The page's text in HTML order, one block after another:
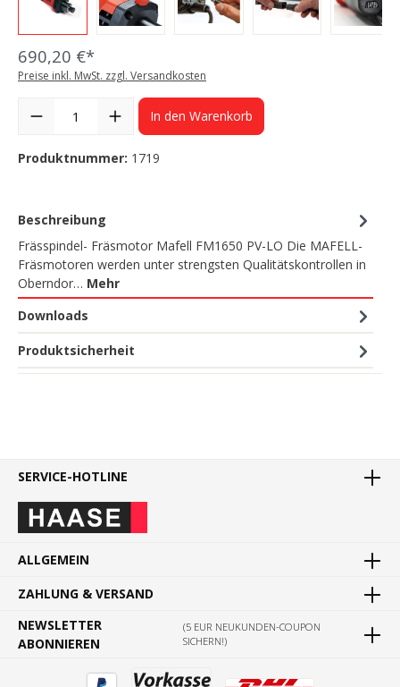
690,20 €*
Preise inkl. MwSt. zzgl. Versandkosten
In den Warenkorb
Produktnummer: 1719
Beschreibung
Frässpindel- Fräsmotor Mafell FM1650 PV-LO Die MAFELL-
Fräsmotoren werden unter strengsten Qualitätskontrollen in
Oberndor… Mehr
Downloads
Produktsicherheit
SERVICE-HOTLINE
ALLGEMEIN
ZAHLUNG & VERSAND
NEWSLETTER
ABONNIEREN
(5 EUR NEUKUNDEN-COUPON
SICHERN!)